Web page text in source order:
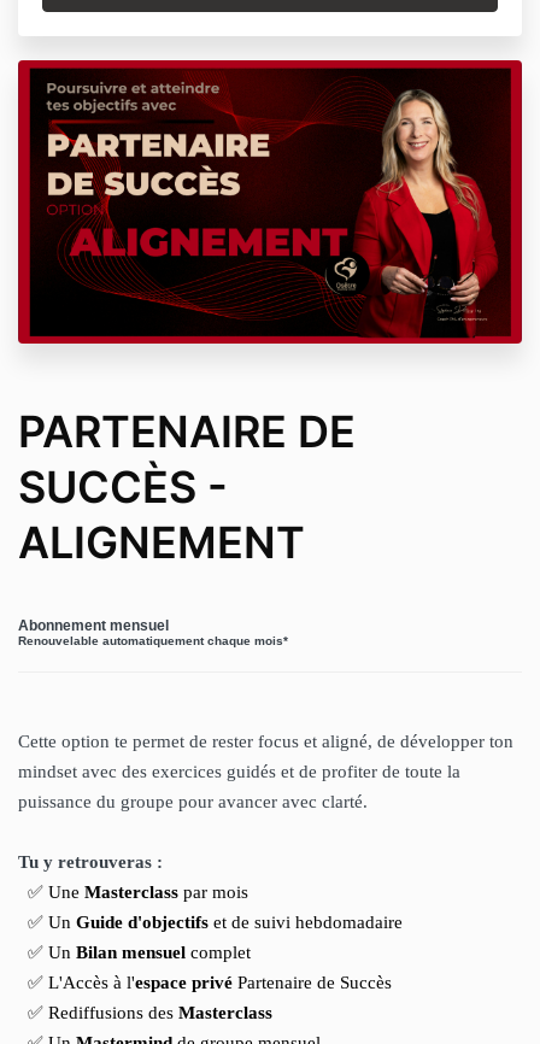
PARTENAIRE DE
SUCCÈS -
ALIGNEMENT
Abonnement mensuel
Renouvelable automatiquement chaque mois*
Cette option te permet de rester focus et aligné, de développer ton
mindset avec des exercices guidés et de profiter de toute la
puissance du groupe pour avancer avec clarté.
Tu y retrouveras :
✅ Une Masterclass par mois
✅ Un Guide d'objectifs et de suivi hebdomadaire
✅ Un Bilan mensuel complet
✅ L'Accès à l'espace privé Partenaire de Succès
✅ Rediffusions des Masterclass